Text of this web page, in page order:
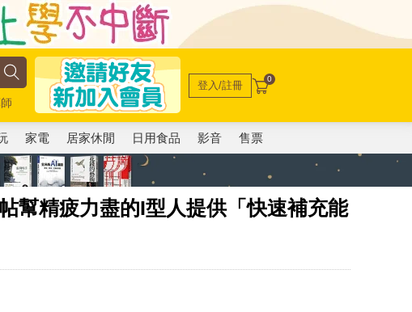
登入/註冊 0
家電 居家休閒 日用食品 影音 售票
幫精疲力盡的I型人提供「快速補充能